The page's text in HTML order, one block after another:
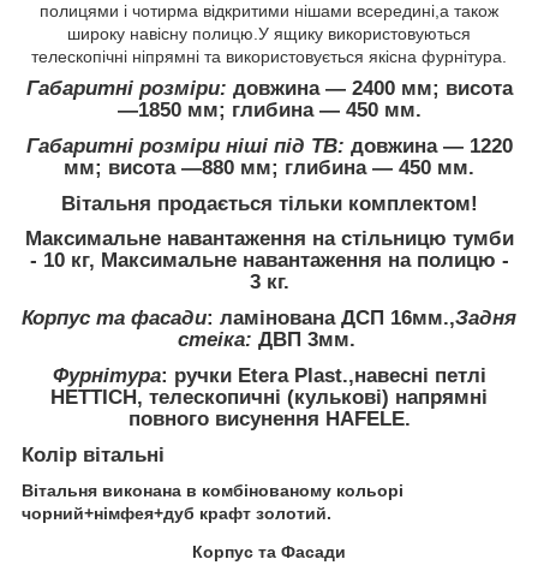
полицями і чотирма відкритими нішами всередині,а також
широку навісну полицю.У ящику використовуються
телескопічні ніпрямні та використовується якісна фурнітура.
Габаритні розміри: довжина ― 2400 мм; висота
―1850 мм; глибина ― 450 мм.
Габаритні розміри ніші під ТВ: довжина ― 1220
мм; висота ―880 мм; глибина ― 450 мм.
Вітальня продається тільки комплектом!
Максимальне навантаження на стільницю тумби
- 10 кг, Максимальне навантаження на полицю -
3 кг.
Корпус та фасади: ламінована ДСП 16мм.,Задня
стеіка: ДВП 3мм.
Фурнітура: ручки Etera Plast.,навесні петлі
HETTICH, телескопичні (кулькові) напрямні
повного висунення HAFELE.
Колір вітальні
Вітальня виконана в комбінованому кольорі
чорний+німфея+дуб крафт золотий.
Корпус та Фасади